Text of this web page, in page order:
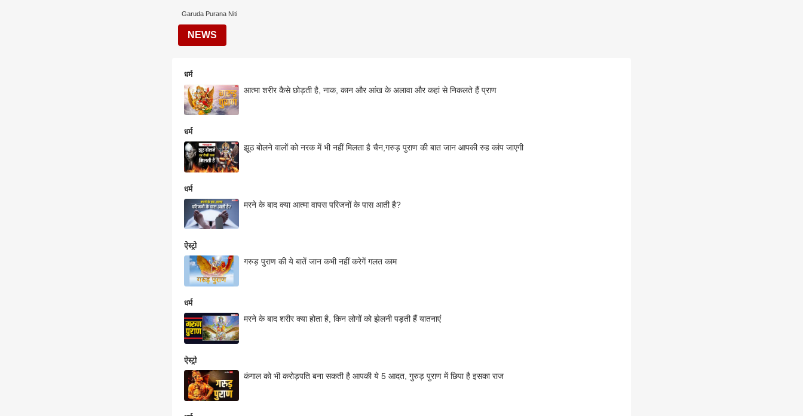
Garuda Purana Niti
NEWS
धर्म
आत्मा शरीर कैसे छोड़ती है, नाक, कान और आंख के अलावा और कहां से निकलते हैं प्राण
धर्म
झूठ बोलने वालों को नरक में भी नहीं मिलता है चैन,गरुड़ पुराण की बात जान आपकी रुह कांप जाएगी
धर्म
मरने के बाद क्या आत्मा वापस परिजनों के पास आती है?
ऐस्ट्रो
गरुड़ पुराण की ये बातें जान कभी नहीं करेगें गलत काम
धर्म
मरने के बाद शरीर क्या होता है, किन लोगों को झेलनी पड़ती हैं यातनाएं
ऐस्ट्रो
कंगाल को भी करोड़पति बना सकती है आपकी ये 5 आदत, गुरुड़ पुराण में छिपा है इसका राज